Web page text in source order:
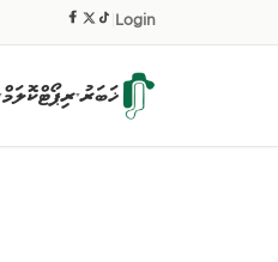
Login
ޚަބަރު▾ރިޕޯޓްކޮލަމް